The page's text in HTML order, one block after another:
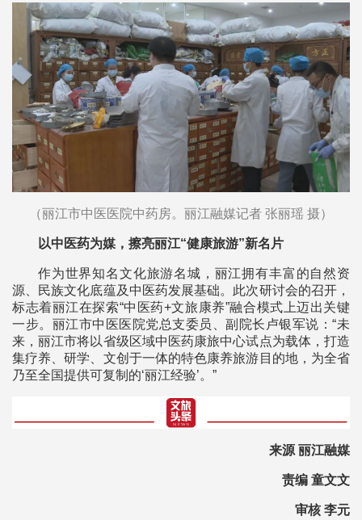
（丽江市中医医院中药房。丽江融媒记者 张丽瑶 摄）
以中医药为媒，擦亮丽江“健康旅游”新名片
作为世界知名文化旅游名城，丽江拥有丰富的自然资
源、民族文化底蕴及中医药发展基础。此次研讨会的召开，
标志着丽江在探索“中医药+文旅康养”融合模式上迈出关键
一步。丽江市中医医院党总支委员、副院长卢银军说：“未
来，丽江市将以省级区域中医药康旅中心试点为载体，打造
集疗养、研学、文创于一体的特色康养旅游目的地，为全省
乃至全国提供可复制的‘丽江经验’。”
来源 丽江融媒
责编 童文文
审核 李元